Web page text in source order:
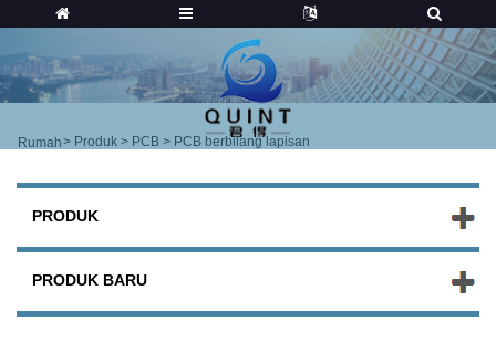
Rumah> Produk > PCB > PCB berbilang lapisan
PRODUK
PRODUK BARU